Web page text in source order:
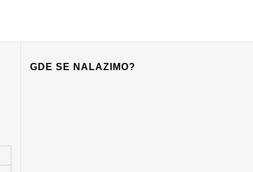
GDE SE NALAZIMO?